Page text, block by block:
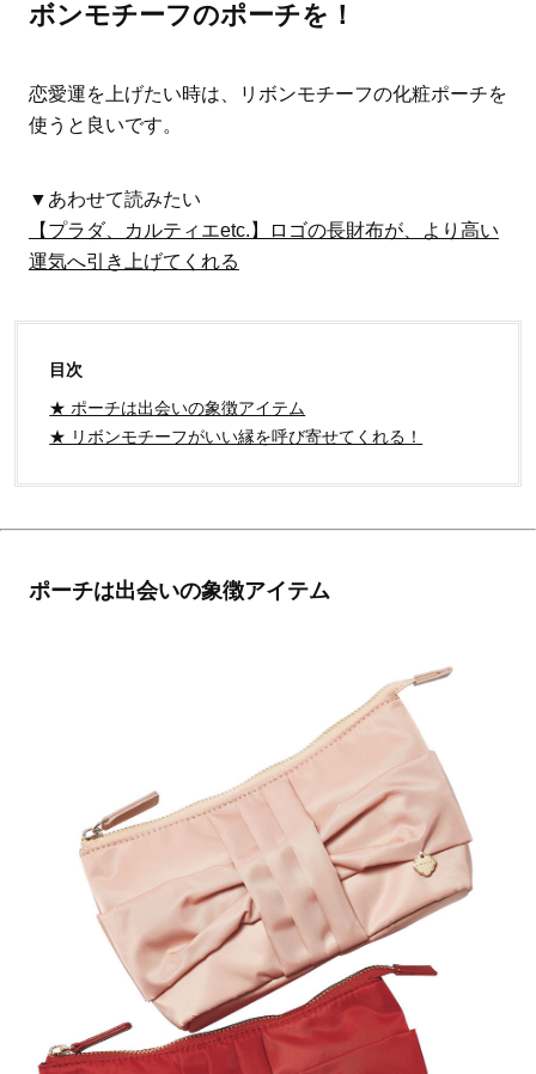
ママとパパに贈る「ジェンダーレ
ス学」
人気の40代髪型・ヘア
ボンモチーフのポーチを！
恋愛運を上げたい時は、リボンモチーフの化粧ポーチを
使うと良いです。
▼あわせて読みたい
【プラダ、カルティエetc.】ロゴの長財布が、より高い
運気へ引き上げてくれる
目次
★ ポーチは出会いの象徴アイテム
★ リボンモチーフがいい縁を呼び寄せてくれる！
ポーチは出会いの象徴アイテム